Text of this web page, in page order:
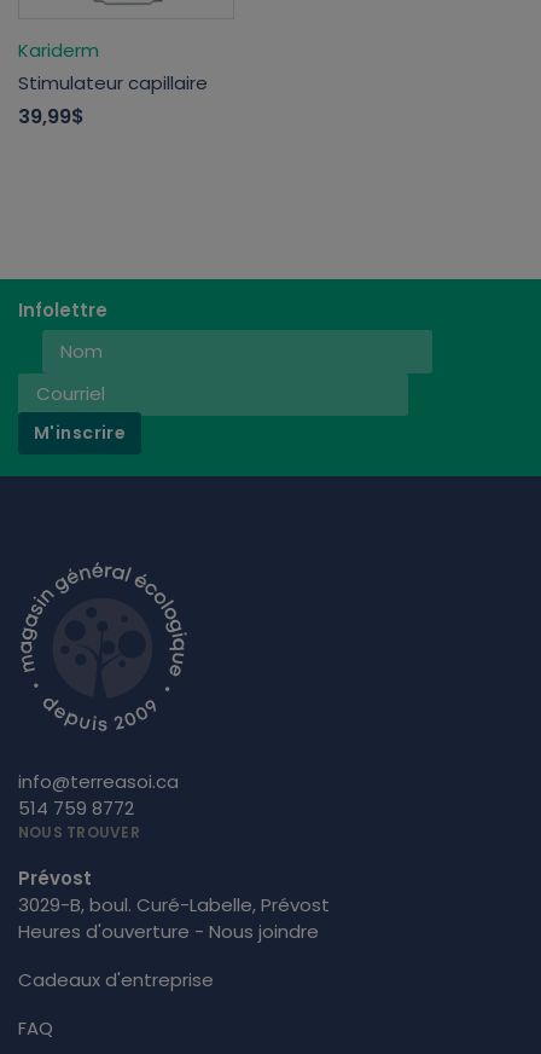
Kariderm
Stimulateur capillaire
39,99$
Infolettre
M'inscrire
info@terreasoi.ca
514 759 8772
NOUS TROUVER
Prévost
3029-B, boul. Curé-Labelle, Prévost
Heures d'ouverture - Nous joindre
Cadeaux d'entreprise
FAQ